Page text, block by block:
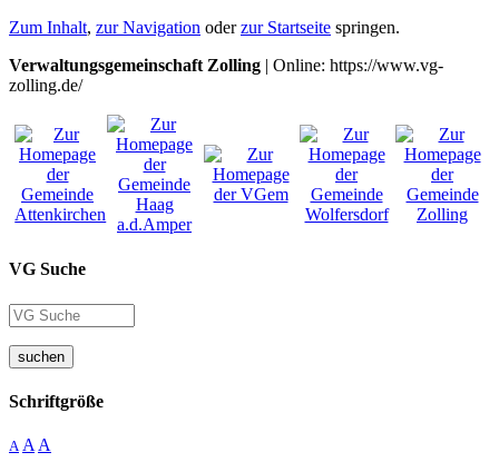
Zum Inhalt, zur Navigation oderzur Startseite springen.
Verwaltungsgemeinschaft Zolling | Online: https://www.vg-
zolling.de/
VG Suche
suchen
Schriftgröße
A A A